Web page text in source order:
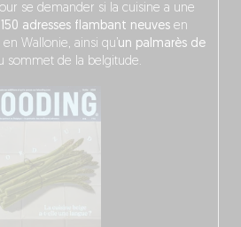
se demander si la cuisine a une
150 adresses flambant neuvesen
Wallonie, ainsi qu’un palmarès de
sommet de la belgitude.